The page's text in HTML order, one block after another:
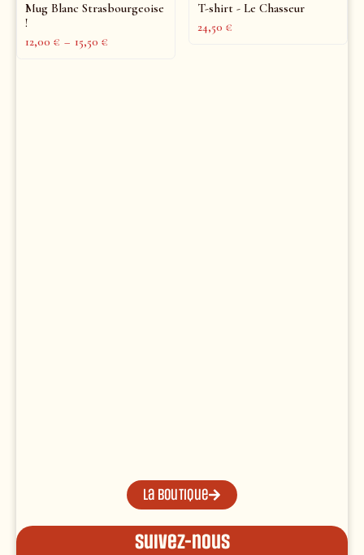
Mug Blanc Strasbourgeoise
!
12,00 € – 15,50 €
T-shirt - Le Chasseur
24,50 €
La boutique
Suivez-nous